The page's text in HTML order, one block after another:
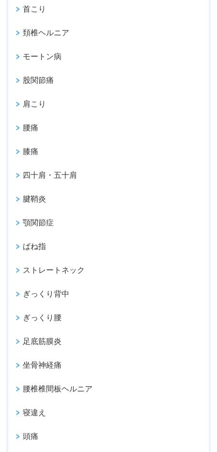
首こり
頚椎ヘルニア
モートン病
股関節痛
肩こり
腰痛
膝痛
四十肩・五十肩
腱鞘炎
顎関節症
ばね指
ストレートネック
ぎっくり背中
ぎっくり腰
足底筋膜炎
坐骨神経痛
腰椎椎間板ヘルニア
寝違え
頭痛